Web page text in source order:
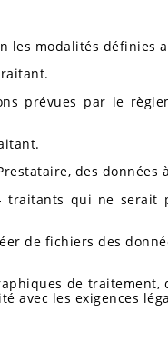
les modalités définies
prévues par le
des
qui ne serait
de fichiers des
de
avec les exigences